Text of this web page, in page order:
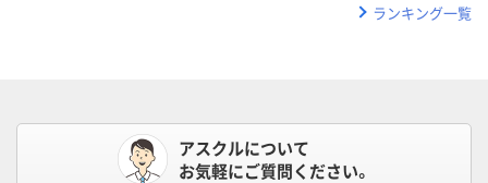
ランキング一覧
アスクルについて
お気軽にご質問ください。